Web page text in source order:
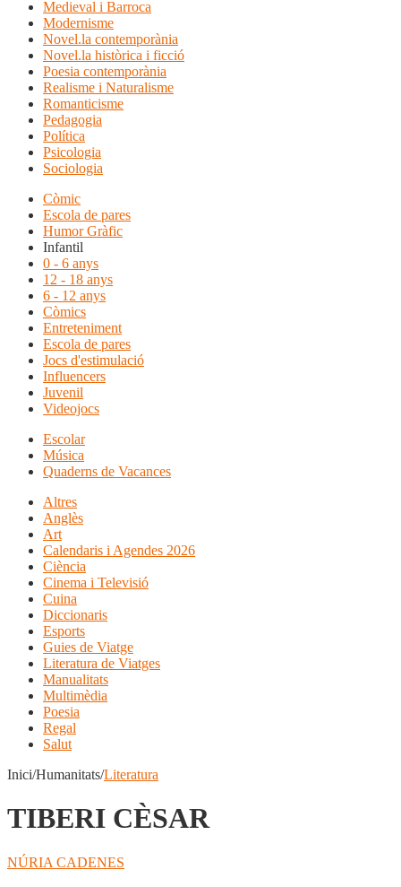
Medieval i Barroca
Modernisme
Novel.la contemporània
Novel.la històrica i ficció
Poesia contemporània
Realisme i Naturalisme
Romanticisme
Pedagogia
Política
Psicologia
Sociologia
Còmic
Escola de pares
Humor Gràfic
Infantil
0 - 6 anys
12 - 18 anys
6 - 12 anys
Còmics
Entreteniment
Escola de pares
Jocs d'estimulació
Influencers
Juvenil
Videojocs
Escolar
Música
Quaderns de Vacances
Altres
Anglès
Art
Calendaris i Agendes 2026
Ciència
Cinema i Televisió
Cuina
Diccionaris
Esports
Guies de Viatge
Literatura de Viatges
Manualitats
Multimèdia
Poesia
Regal
Salut
Inici/Humanitats/Literatura
TIBERI CÈSAR
NÚRIA CADENES